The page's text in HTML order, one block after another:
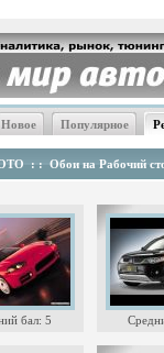
Новое Популярное
: : Обои на Рабочий
бал: 5